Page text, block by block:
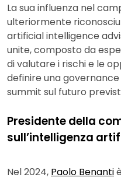
La sua influenza nel
ulteriormente
artificial intelligence
unite, composto da
di valutare i rischi e le
definire una
summit sul futuro
Presidente della
sull’intelligenza
Nel 2024, Paolo Benanti